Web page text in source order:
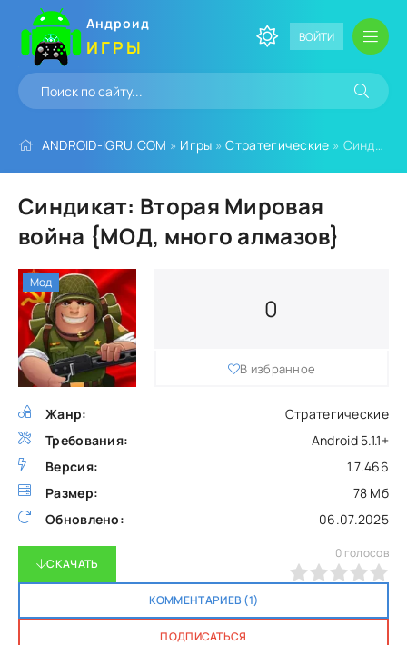
Андроид
ИГРЫ ВОЙТИ
ANDROID-IGRU.COM » Игры »Стратегические » Синдикат: Вторая Мировая война {МОД, много алмазов}
Синдикат: Вторая Мировая
война {МОД, много алмазов}
Жанр:
Стратегические
Требования:
Android 5.1.1+
Версия:
1.7.466
Размер:
78 Мб
Обновлено:
06.07.2025
0
В избранное
СКАЧАТЬ
КОММЕНТАРИЕВ (1)
ПОДПИСАТЬСЯ
0 голосов
Мод